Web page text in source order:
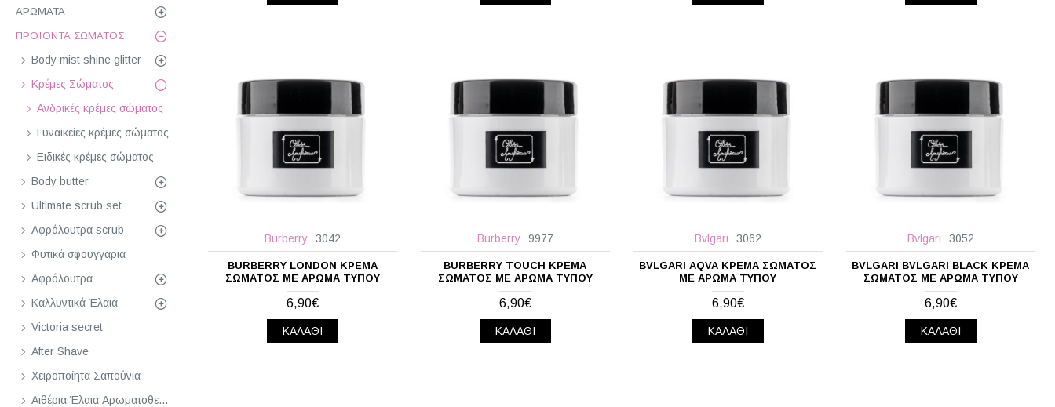
Dolce & Gabbana
DSQUARED²
Giorgio Armani
Guy Laroche
Hugo Boss
Lacoste
ΑΡΏΜΑΤΑ
ΠΡΟΪΌΝΤΑ ΣΏΜΑΤΟΣ
Body mist shine glitter
Κρέμες Σώματος
Ανδρικές κρέμες σώματος
Γυναικείες κρέμες σώματος
Ειδικές κρέμες σώματος
Body butter
Ultimate scrub set
Αφρόλουτρα scrub
Φυτικά σφουγγάρια
Αφρόλουτρα
Καλλυντικά Έλαια
Victoria secret
After Shave
Χειροποίητα Σαπούνια
Αιθέρια Έλαια Αρωματοθεραπείας
Burberry 3042
BURBERRY LONDON ΚΡΈΜΑ
ΣΏΜΑΤΟΣ ΜΕ ΆΡΩΜΑ ΤΎΠΟΥ
6,90€
ΚΑΛΆΘΙ
Burberry 9977
BURBERRY TOUCH ΚΡΈΜΑ
ΣΏΜΑΤΟΣ ΜΕ ΆΡΩΜΑ ΤΎΠΟΥ
6,90€
ΚΑΛΆΘΙ
Bvlgari 3062
BVLGARI AQVA ΚΡΈΜΑ ΣΏΜΑΤΟΣ
ΜΕ ΆΡΩΜΑ ΤΎΠΟΥ
6,90€
ΚΑΛΆΘΙ
Bvlgari 3052
BVLGARI BVLGARI BLACK ΚΡΈΜΑ
ΣΏΜΑΤΟΣ ΜΕ ΆΡΩΜΑ ΤΎΠΟΥ
6,90€
ΚΑΛΆΘΙ